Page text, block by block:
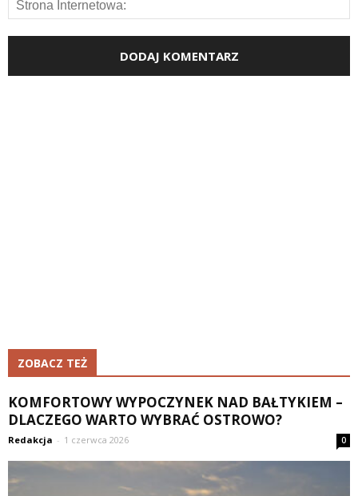
ZOBACZ TEŻ
KOMFORTOWY WYPOCZYNEK NAD BAŁTYKIEM –
DLACZEGO WARTO WYBRAĆ OSTROWO?
Redakcja - 1 czerwca 2026 0